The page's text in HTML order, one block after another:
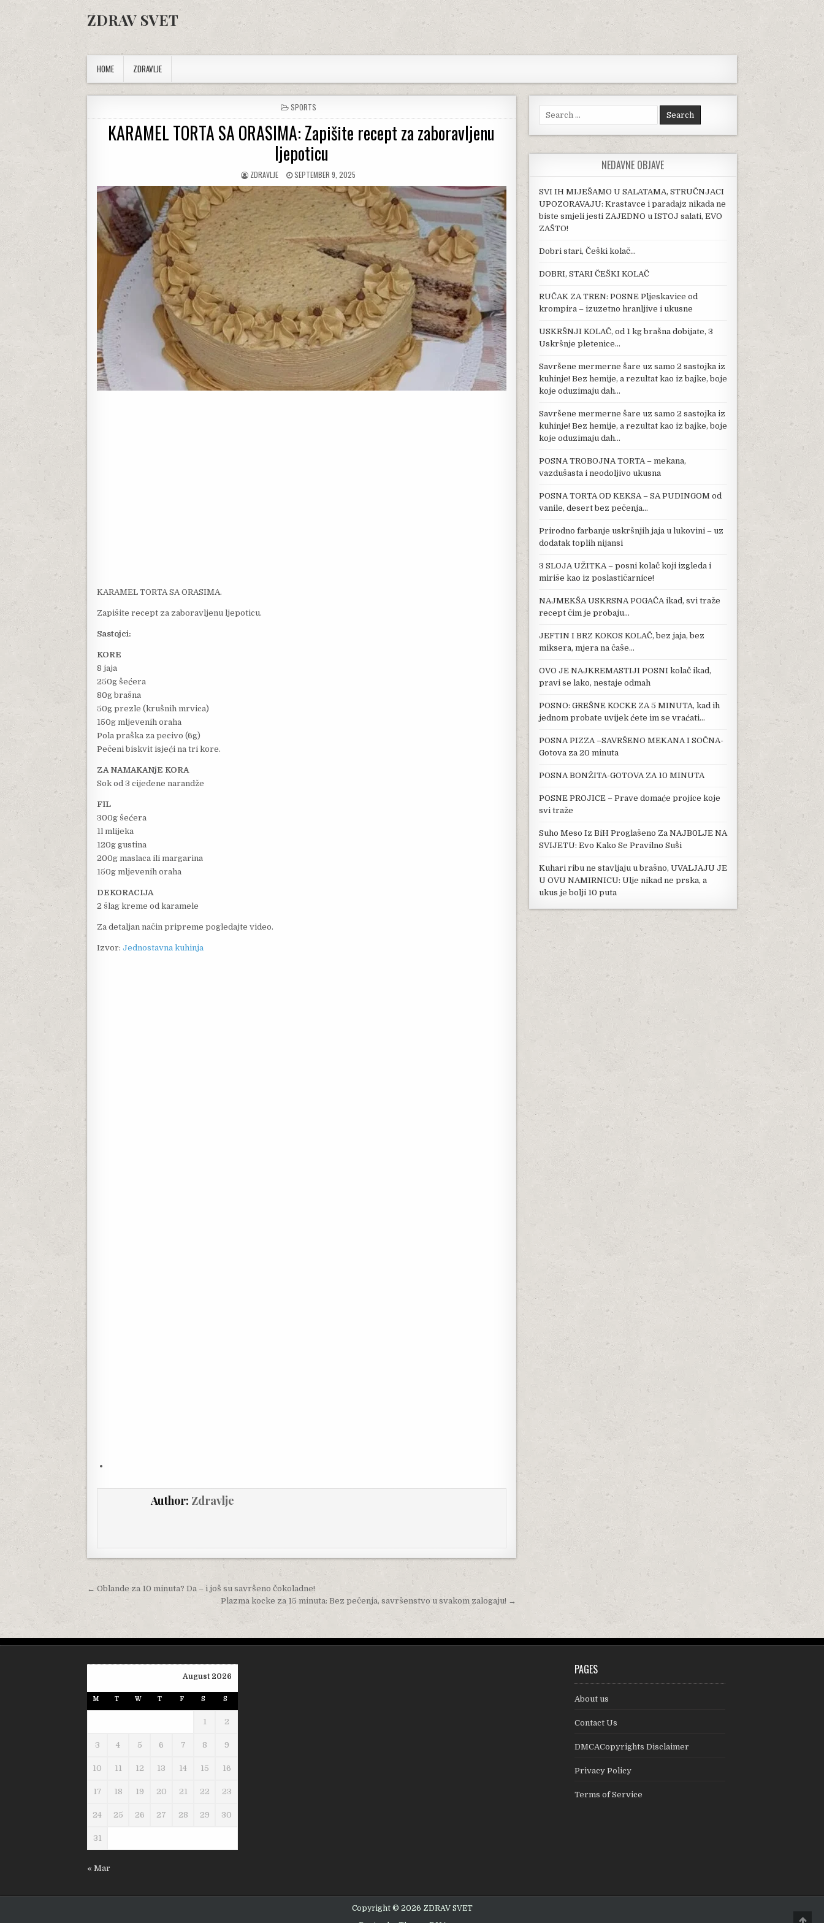
Skip to content
ZDRAV SVET
HOME ZDRAVLJE
POSTED IN
SPORTS
KARAMEL TORTA SA ORASIMA: Zapišite recept za zaboravljenu
ljepoticu
AUTHOR:
ZDRAVLJE PUBLISHED DATE:
SEPTEMBER 9, 2025
KARAMEL TORTA SA ORASIMA.
Zapišite recept za zaboravljenu ljepoticu.
Sastojci:
KORE
8 jaja
250g šećera
80g brašna
50g prezle (krušnih mrvica)
150g mljevenih oraha
Pola praška za pecivo (6g)
Pečeni biskvit isjeći na tri kore.
ZA NAMAKANjE KORA
Sok od 3 cijeđene narandže
FIL
300g šećera
1l mlijeka
120g gustina
200g maslaca ili margarina
150g mljevenih oraha
DEKORACIJA
2 šlag kreme od karamele
Za detaljan način pripreme pogledajte video.
Izvor: Jednostavna kuhinja
Author: Zdravlje
Post navigation
← Oblande za 10 minuta? Da – i još su savršeno čokoladne!
Plazma kocke za 15 minuta: Bez pečenja, savršenstvo u svakom zalogaju! →
Search for:
NEDAVNE OBJAVE
SVI IH MIJEŠAMO U SALATAMA, STRUČNJACI
UPOZORAVAJU: Krastavce i paradajz nikada ne
biste smjeli jesti ZAJEDNO u ISTOJ salati, EVO
ZAŠTO!
Dobri stari, Češki kolač…
DOBRI, STARI ČEŠKI KOLAČ
RUČAK ZA TREN: POSNE Pljeskavice od
krompira – izuzetno hranljive i ukusne
USKRŠNJI KOLAČ, od 1 kg brašna dobijate, 3
Uskršnje pletenice…
Savršene mermerne šare uz samo 2 sastojka iz
kuhinje! Bez hemije, a rezultat kao iz bajke, boje
koje oduzimaju dah…
Savršene mermerne šare uz samo 2 sastojka iz
kuhinje! Bez hemije, a rezultat kao iz bajke, boje
koje oduzimaju dah…
POSNA TROBOJNA TORTA – mekana,
vazdušasta i neodoljivo ukusna
POSNA TORTA OD KEKSA – SA PUDINGOM od
vanile, desert bez pečenja…
Prirodno farbanje uskršnjih jaja u lukovini – uz
dodatak toplih nijansi
3 SLOJA UŽITKA – posni kolač koji izgleda i
miriše kao iz poslastičarnice!
NAJMEKŠA USKRSNA POGAČA ikad, svi traže
recept čim je probaju…
JEFTIN I BRZ KOKOS KOLAČ, bez jaja, bez
miksera, mjera na čaše…
OVO JE NAJKREMASTIJI POSNI kolač ikad,
pravi se lako, nestaje odmah
POSNO: GREŠNE KOCKE ZA 5 MINUTA, kad ih
jednom probate uvijek ćete im se vraćati…
POSNA PIZZA –SAVRŠENO MEKANA I SOČNA-
Gotova za 20 minuta
POSNA BONŽITA-GOTOVA ZA 10 MINUTA
POSNE PROJICE – Prave domaće projice koje
svi traže
Suho Meso Iz BiH Proglašeno Za NAJB0LJE NA
SVIJETU: Evo Kako Se Pravilno Suši
Kuhari ribu ne stavljaju u brašno, UVALJAJU JE
U OVU NAMIRNICU: Ulje nikad ne prska, a
ukus je bolji 10 puta
August 2026
M T W T F S S
1 2
3 4 5 6 7 8 9
10 11 12 13 14 15 16
17 18 19 20 21 22 23
24 25 26 27 28 29 30
31
« Mar
PAGES
About us
Contact Us
DMCACopyrights Disclaimer
Privacy Policy
Terms of Service
Copyright © 2026 ZDRAV SVET